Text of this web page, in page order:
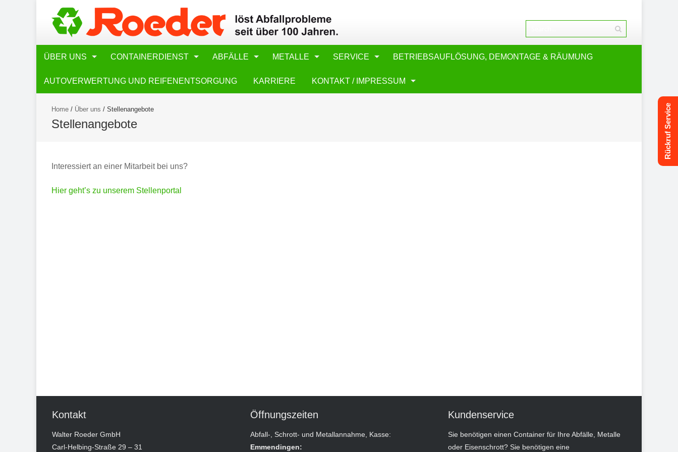
ÜBER UNS CONTAINERDIENST ABFÄLLE METALLE SERVICE BETRIEBSAUFLÖSUNG, DEMONTAGE & RÄUMUNG
AUTOVERWERTUNG UND REIFENENTSORGUNG KARRIERE KONTAKT / IMPRESSUM
Home / Über uns / Stellenangebote
Stellenangebote
Interessiert an einer Mitarbeit bei uns?
Hier geht’s zu unserem Stellenportal
Kontakt
Walter Roeder GmbH
Carl-Helbing-Straße 29 – 31
Öffnungszeiten
Abfall-, Schrott- und Metallannahme, Kasse:
Emmendingen:
Kundenservice
Sie benötigen einen Container für Ihre Abfälle, Metalle
oder Eisenschrott? Sie benötigen eine
Rückruf Service